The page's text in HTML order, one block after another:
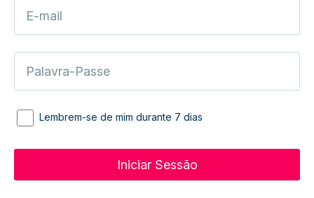
Lembrem-se de mim durante 7 dias